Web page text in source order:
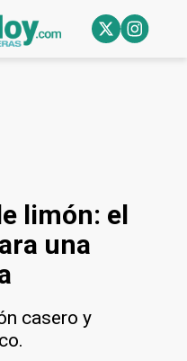
limón: el
una
casero y